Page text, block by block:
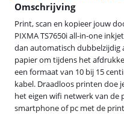
Omschrijving
Print, scan en kopieer jouw
PIXMA TS7650i all-in-one
dan automatisch dubbelzijdig
papier om tijdens het
een formaat van 10 bij 15
kabel. Draadloos printen doe
het eigen wifi netwerk van de
smartphone of pc met de